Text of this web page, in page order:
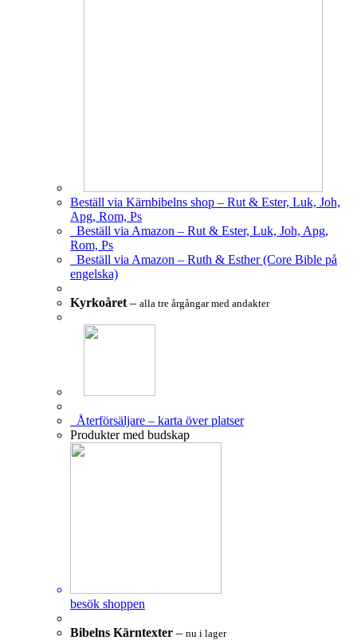
Beställ via Kärnbibelns shop – Rut & Ester, Luk, Joh,
Apg, Rom, Ps
Beställ via Amazon – Rut & Ester, Luk, Joh, Apg,
Rom, Ps
Beställ via Amazon – Ruth & Esther (Core Bible på
engelska)
Kyrkoåret – alla tre årgångar med andakter
Återförsäljare – karta över platser
Produkter med budskap
besök shoppen
Bibelns Kärntexter – nu i lager